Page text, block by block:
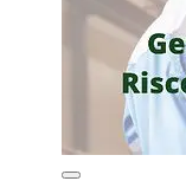
PGRSS – PROGRAMA
SERVIÇOS DE SAÚDE
PCMSO – PROGRAMA
OCUPACIONAL